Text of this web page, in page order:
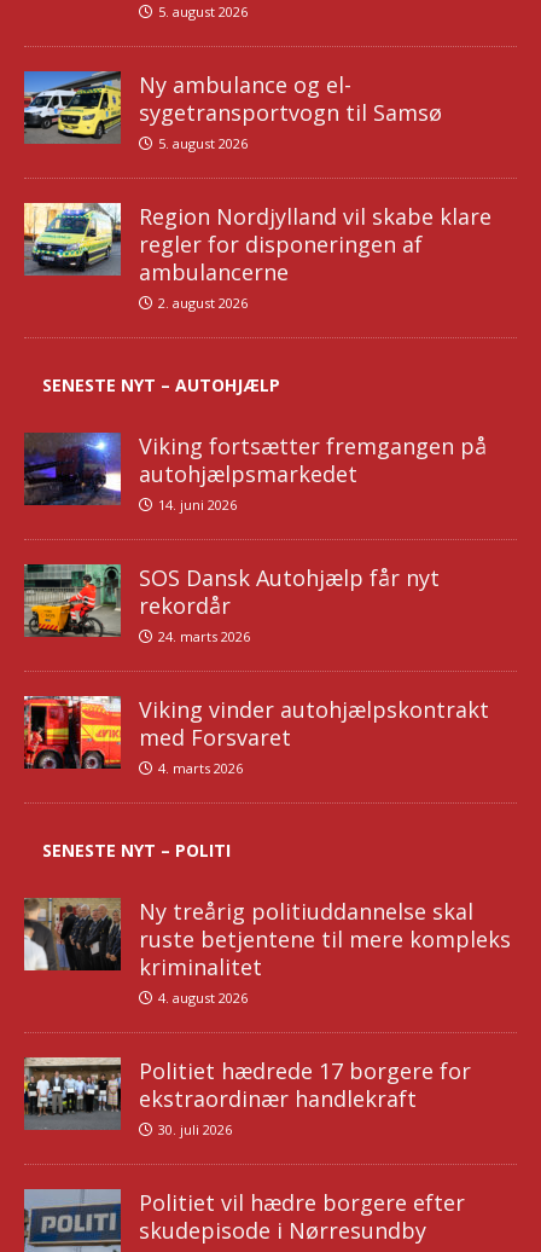
5. august 2026
Ny ambulance og el-
sygetransportvogn til Samsø
5. august 2026
Region Nordjylland vil skabe klare
regler for disponeringen af
ambulancerne
2. august 2026
SENESTE NYT – AUTOHJÆLP
Viking fortsætter fremgangen på
autohjælpsmarkedet
14. juni 2026
SOS Dansk Autohjælp får nyt
rekordår
24. marts 2026
Viking vinder autohjælpskontrakt
med Forsvaret
4. marts 2026
SENESTE NYT – POLITI
Ny treårig politiuddannelse skal
ruste betjentene til mere kompleks
kriminalitet
4. august 2026
Politiet hædrede 17 borgere for
ekstraordinær handlekraft
30. juli 2026
Politiet vil hædre borgere efter
skudepisode i Nørresundby